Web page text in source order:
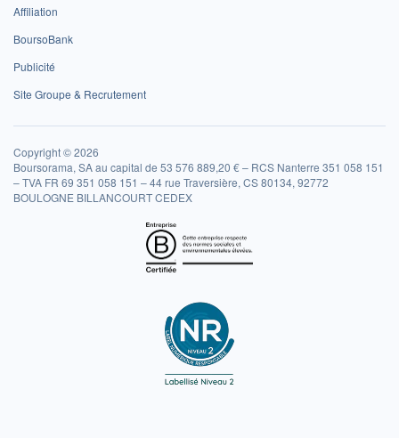
Affiliation
BoursoBank
Publicité
Site Groupe & Recrutement
Copyright © 2026
Boursorama, SA au capital de 53 576 889,20 € – RCS Nanterre 351 058 151
– TVA FR 69 351 058 151 – 44 rue Traversière, CS 80134, 92772
BOULOGNE BILLANCOURT CEDEX